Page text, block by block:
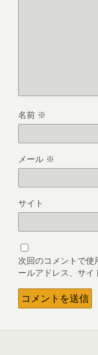
名前 ※
メール ※
サイト
次回のコメントで使
ールアドレス、サイ